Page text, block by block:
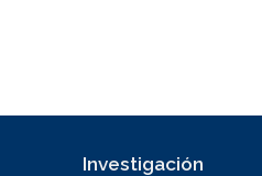
Investigación